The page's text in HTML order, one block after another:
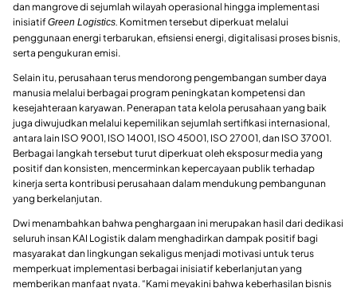
dan mangrove di sejumlah wilayah operasional hingga implementasi
inisiatifGreen Logistics. Komitmen tersebut diperkuat melalui
penggunaan energi terbarukan, efisiensi energi, digitalisasi proses bisnis,
serta pengukuran emisi.
Selain itu, perusahaan terus mendorong pengembangan sumber daya
manusia melalui berbagai program peningkatan kompetensi dan
kesejahteraan karyawan. Penerapan tata kelola perusahaan yang baik
juga diwujudkan melalui kepemilikan sejumlah sertifikasi internasional,
antara lain ISO 9001, ISO 14001, ISO 45001, ISO 27001, dan ISO 37001.
Berbagai langkah tersebut turut diperkuat oleh eksposur media yang
positif dan konsisten, mencerminkan kepercayaan publik terhadap
kinerja serta kontribusi perusahaan dalam mendukung pembangunan
yang berkelanjutan.
Dwi menambahkan bahwa penghargaan ini merupakan hasil dari dedikasi
seluruh insan KAI Logistik dalam menghadirkan dampak positif bagi
masyarakat dan lingkungan sekaligus menjadi motivasi untuk terus
memperkuat implementasi berbagai inisiatif keberlanjutan yang
memberikan manfaat nyata. “Kami meyakini bahwa keberhasilan bisnis